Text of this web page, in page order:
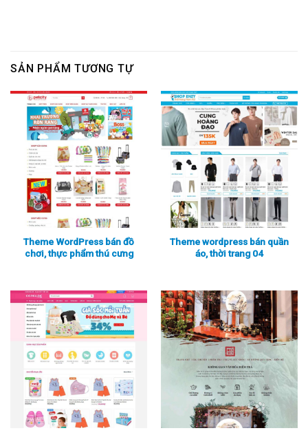
SẢN PHẨM TƯƠNG TỰ
Xem thực tế Xem chi tiết
Theme WordPress bán đồ
chơi, thực phẩm thú cưng
Xem thực tế Xem chi tiết
Theme wordpress bán quần
áo, thời trang 04